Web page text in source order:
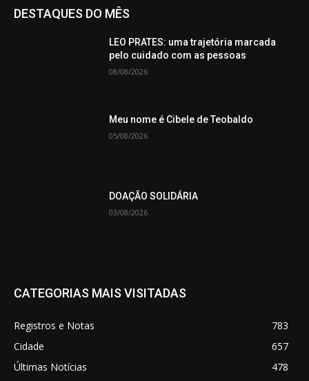
DESTAQUES DO MÊS
LEO PRATES: uma trajetória marcada
pelo cuidado com as pessoas
08/08/2026
Meu nome é Cibele de Teobaldo
05/08/2026
DOAÇÃO SOLIDÁRIA
03/08/2026
CATEGORIAS MAIS VISITADAS
Registros e Notas
783
Cidade
657
Últimas Notícias
478